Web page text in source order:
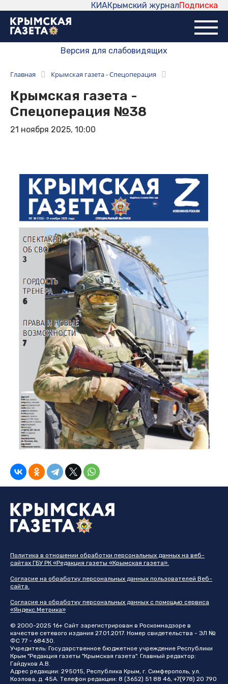
Подписка
Крымский журнал
КИА
Версия для слабовидящих
Главная Крымская газета - Спецоперация
Крымская газета -
Спецоперация №38
21 ноября 2025, 10:00
Политика в отношении обработки персональных данных на веб-
сайтах ГБУ РК «Редакция газеты «Крымская газета».
Согласие на обработку персональных данных пользователей Веб-
сайта.
Согласие на обработку персональных данных с помощью сервиса
«Яндекс.Метрика»
© 2000-2025 16+ Сайт зарегистрирован в Роскомнадзоре в
качестве сетевого издания 27.01.2017. Номер свидетельства - ЭЛ №
ФС 77 - 68430.
Учредитель: Государственное бюджетное учреждение Республики
Крым "Редакция газеты "Крымская газета". Главный редактор:
Гайдуков А.В.
Адрес редакции: 295015, Республика Крым, г. Симферополь, ул.
Козлова, д. 45А. Телефон редакции: 8 (3652) 51 88 46, +7(978) 20 790